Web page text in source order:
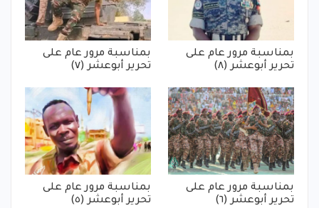
بمناسبة مرور عام على
تحرير أبوعشر (٨)
بمناسبة مرور عام على
تحرير أبوعشر (٧)
بمناسبة مرور عام على
تحرير أبوعشر (٦)
بمناسبة مرور عام على
تحرير أبوعشر (٥)